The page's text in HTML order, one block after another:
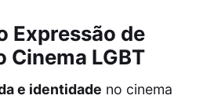
Expressão de
Cinema LGBT
e identidade no cinema